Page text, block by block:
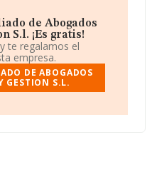
jurídicas', código
en mercados
un 50% y
en INFORMA, el
ha estado por
de Abogados
S.l. ¡Es gratis!
te regalamos el
empresa.
DE ABOGADOS
GESTION S.L.